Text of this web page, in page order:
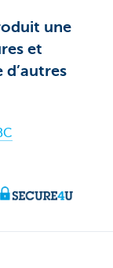
une
et